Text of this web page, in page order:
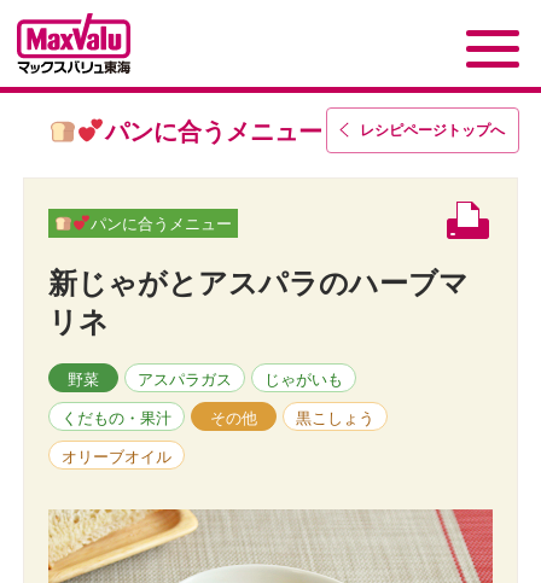
レシピページトップへ
パンに合うメニュー
パンに合うメニュー
新じゃがとアスパラのハーブマ
リネ
野菜 アスパラガス じゃがいも
くだもの・果汁 その他 黒こしょう
オリーブオイル